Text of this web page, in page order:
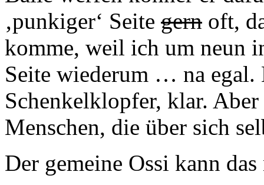
‚punkiger‘ Seite gern oft,
komme, weil ich um neun
Seite wiederum … na
Schenkelklopfer, klar.
Menschen, die über sich
Der gemeine Ossi kann